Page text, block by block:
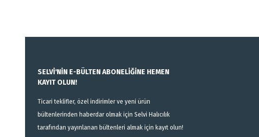
SELVİ'NİN E-BÜLTEN ABONELİĞİNE HEMEN
KAYIT OLUN!
Ticari teklifler, özel indirimler ve yeni ürün
bültenlerinden haberdar olmak için Selvi Halıcılık
tarafından yayınlanan bültenleri almak için kayıt olun!